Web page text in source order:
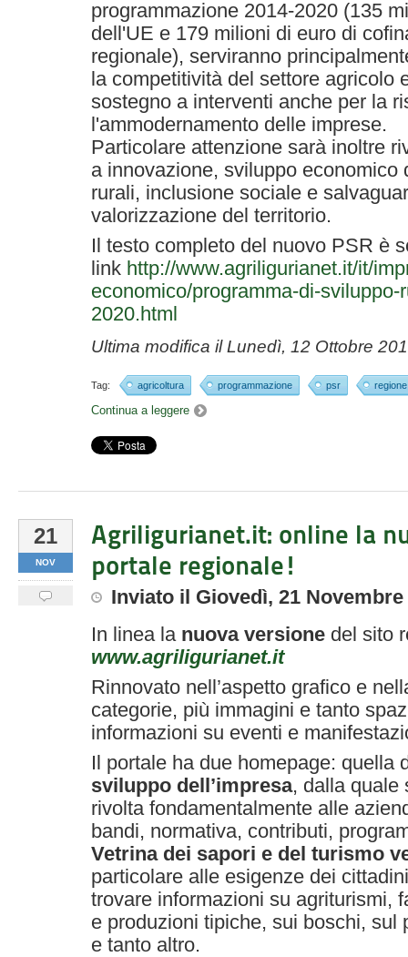
programmazione 2014-2020 (135
dell'UE e 179 milioni di euro di
regionale), serviranno
la competitività del settore agricolo
sostegno a interventi anche per la
l'ammodernamento delle imprese.
Particolare attenzione sarà inoltre
a innovazione, sviluppo economico
rurali, inclusione sociale e
valorizzazione del territorio.
Il testo completo del nuovo PSR è
link http://www.agriligurianet.it/it/
economico/programma-di-
2020.html
Ultima modifica ilLunedì, 12 Ottobre
Tag: agricoltura programmazione psr
Continua a leggere
21
NOV
Agriligurianet.it: online la
portale regionale!
Inviato il Giovedì, 21 Novembre
In linea la nuova versione del sito
www.agriligurianet.it
Rinnovato nell’aspetto grafico e
categorie, più immagini e tanto
informazioni su eventi e
Il portale ha due homepage: quella
sviluppo dell’impresa, dalla quale
rivolta fondamentalmente alle
bandi, normativa, contributi,
Vetrina dei sapori e del turismo
particolare alle esigenze dei
trovare informazioni su agriturismi,
e produzioni tipiche, sui boschi, sul
e tanto altro.